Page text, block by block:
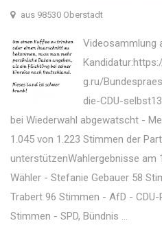
aus 98530 Oberstadt
Videosammlung
g.ru/
die-CDU-
bei Wiederwahl abgewatscht -
1.045 von 1.223 Stimmen der
unterstützenWahlergebnisse am
Wähler - Stefanie Gebauer 58
Trabert 96 Stimmen - AfD -
Stimmen - SPD, Bündnis ...